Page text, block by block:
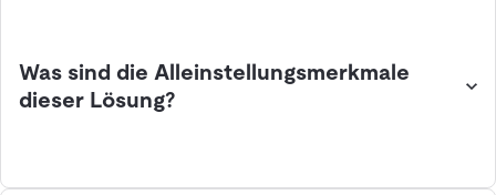
Was sind die Alleinstellungsmerkmale
dieser Lösung?